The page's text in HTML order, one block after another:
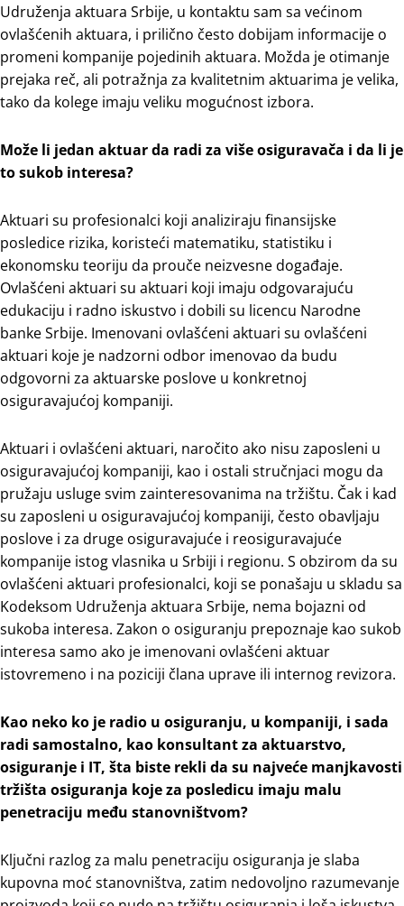
Udruženja aktuara Srbije, u kontaktu sam sa većinom
ovlašćenih aktuara, i prilično često dobijam informacije o
promeni kompanije pojedinih aktuara. Možda je otimanje
prejaka reč, ali potražnja za kvalitetnim aktuarima je velika,
tako da kolege imaju veliku mogućnost izbora.
Može li jedan aktuar da radi za više osiguravača i da li je
to sukob interesa?
Aktuari su profesionalci koji analiziraju finansijske
posledice rizika, koristeći matematiku, statistiku i
ekonomsku teoriju da prouče neizvesne događaje.
Ovlašćeni aktuari su aktuari koji imaju odgovarajuću
edukaciju i radno iskustvo i dobili su licencu Narodne
banke Srbije. Imenovani ovlašćeni aktuari su ovlašćeni
aktuari koje je nadzorni odbor imenovao da budu
odgovorni za aktuarske poslove u konkretnoj
osiguravajućoj kompaniji.
Aktuari i ovlašćeni aktuari, naročito ako nisu zaposleni u
osiguravajućoj kompaniji, kao i ostali stručnjaci mogu da
pružaju usluge svim zainteresovanima na tržištu. Čak i kad
su zaposleni u osiguravajućoj kompaniji, često obavljaju
poslove i za druge osiguravajuće i reosiguravajuće
kompanije istog vlasnika u Srbiji i regionu. S obzirom da su
ovlašćeni aktuari profesionalci, koji se ponašaju u skladu sa
Kodeksom Udruženja aktuara Srbije, nema bojazni od
sukoba interesa. Zakon o osiguranju prepoznaje kao sukob
interesa samo ako je imenovani ovlašćeni aktuar
istovremeno i na poziciji člana uprave ili internog revizora.
Kao neko ko je radio u osiguranju, u kompaniji, i sada
radi samostalno, kao konsultant za aktuarstvo,
osiguranje i IT, šta biste rekli da su najveće manjkavosti
tržišta osiguranja koje za posledicu imaju malu
penetraciju među stanovništvom?
Ključni razlog za malu penetraciju osiguranja je slaba
kupovna moć stanovništva, zatim nedovoljno razumevanje